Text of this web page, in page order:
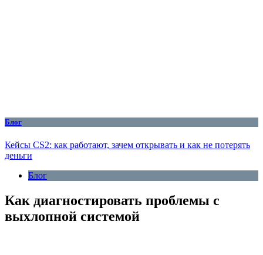
Блог
Кейсы CS2: как работают, зачем открывать и как не потерять
деньги
Блог
Как диагностировать проблемы с
выхлопной системой